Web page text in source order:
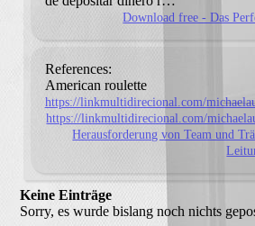
Download free - Das
References:
American roulette
https://linkmultidirecional.com/
https://linkmultidirecional.com/
Herausforderung von Team und
Keine Einträge
Sorry, es wurde bislang noch nichts